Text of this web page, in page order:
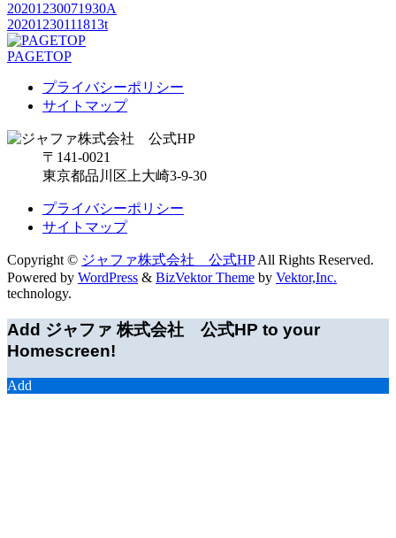
20201230071930A
20201230111813t
PAGETOP
プライバシーポリシー
サイトマップ
〒141-0021
東京都品川区上大崎3-9-30
プライバシーポリシー
サイトマップ
Copyright © ジャファ株式会社 公式HPAll Rights Reserved.
Powered by WordPress & BizVektor Theme by Vektor,Inc.
technology.
Add ジャファ 株式会社 公式HP to your
Homescreen!
Add